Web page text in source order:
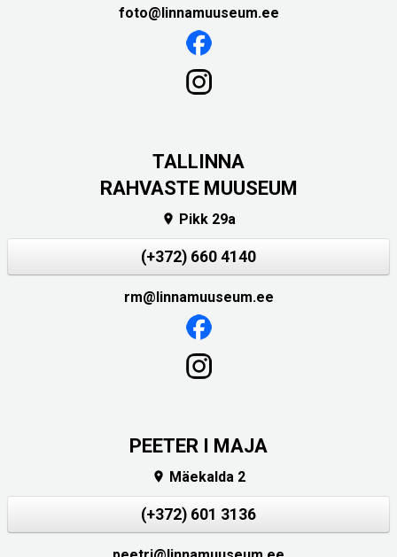
foto@linnamuuseum.ee
TALLINNA
RAHVASTE MUUSEUM
 Pikk 29a
(+372) 660 4140
rm@linnamuuseum.ee
PEETER I MAJA
 Mäekalda 2
(+372) 601 3136